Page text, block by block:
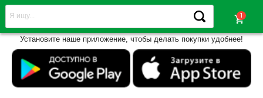
shopping_cart
Установите наше приложение, чтобы делать покупки удобнее!